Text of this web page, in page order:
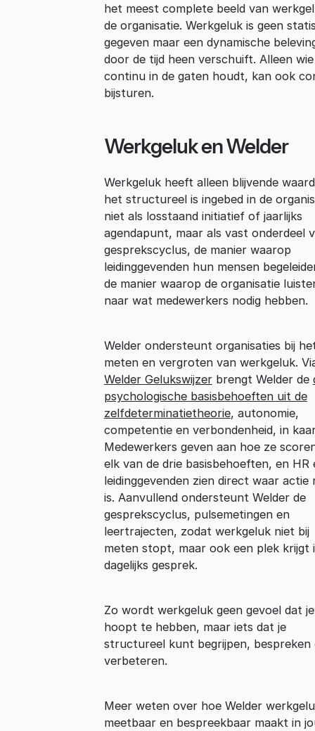
het meest complete beeld van
de organisatie. Werkgeluk is geen
gegeven maar een dynamische
door de tijd heen verschuift. Alleen
continu in de gaten houdt, kan ook
bijsturen.
Werkgeluk en Welder
Werkgeluk heeft alleen blijvende
het structureel is ingebed in de
niet als losstaand initiatief of jaarlijks
agendapunt, maar als vast onderdeel
gesprekscyclus, de manier waarop
leidinggevenden hun mensen
de manier waarop de organisatie
naar wat medewerkers nodig hebben.
Welder ondersteunt organisaties bij
meten en vergroten van werkgeluk.
Welder Gelukswijzerbrengt Welder de
psychologische basisbehoeften uit de
zelfdeterminatietheorie, autonomie,
competentie en verbondenheid, in
Medewerkers geven aan hoe ze
elk van de drie basisbehoeften, en HR
leidinggevenden zien direct waar actie
is. Aanvullend ondersteunt Welder de
gesprekscyclus, pulsemetingen en
leertrajecten, zodat werkgeluk niet bij
meten stopt, maar ook een plek krijgt
dagelijks gesprek.
Zo wordt werkgeluk geen gevoel dat je
hoopt te hebben, maar iets dat je
structureel kunt begrijpen, bespreken
verbeteren.
Meer weten over hoe Welder
meetbaar en bespreekbaar maakt in